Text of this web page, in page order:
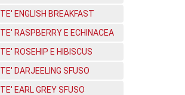
TE' ENGLISH BREAKFAST
TE' RASPBERRY E ECHINACEA
TE' ROSEHIP E HIBISCUS
TE' DARJEELING SFUSO
TE' EARL GREY SFUSO